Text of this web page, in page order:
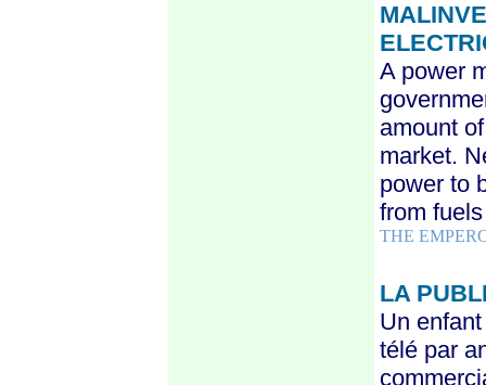
A power
amount
market.
power to
from
THE
LA
Un
télé par